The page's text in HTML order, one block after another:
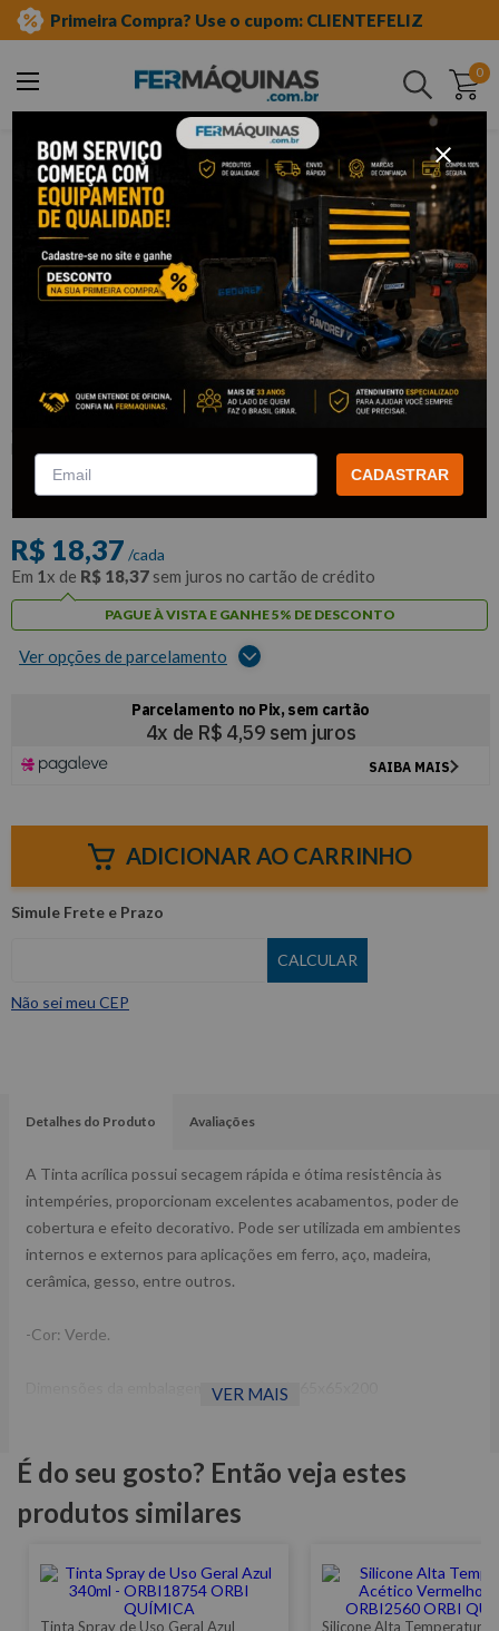
Primeira Compra? Use o cupom: CLIENTEFELIZ
0
Buscar
aditivos e lubrificantes tintas
Tinta Verde Spray Super Color 350ml -
69957327143 TEKBOND
R$17
R$ 18,37 /cada
Em 1x de R$ 18,37 sem juros no cartão de crédito
PAGUE À VISTA E GANHE 5% DE DESCONTO
Ver opções de parcelamento
ADICIONAR AO CARRINHO
Não sei meu CEP
Detalhes do Produto Avaliações
A Tinta acrílica possui secagem rápida e ótima resistência às
intempéries, proporcionam excelentes acabamentos, poder de
cobertura e efeito decorativo. Pode ser utilizada em ambientes
internos e externos para aplicações em ferro, aço, madeira,
cerâmica, gesso, entre outros.
-Cor: Verde.
Dimensões da embalagem CxLxA (mm): 65x65x200
Garantia: 90 dias
-Imagens meramente ilustrativas
Fabricante/Fornecedor.
VER MAIS
É do seu gosto? Então veja estes
produtos similares
Tinta Spray de Uso Geral Azul
Silicone Alta Temperatura
CADASTRAR